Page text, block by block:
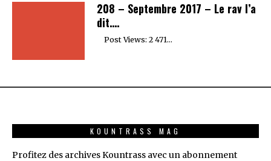
208 – Septembre 2017 – Le rav l’a
dit….
Post Views: 2 471…
KOUNTRASS MAG
Profitez des archives Kountrass avec un abonnement